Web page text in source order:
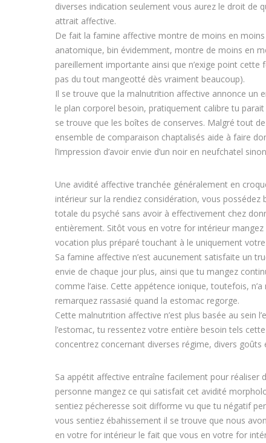
diverses indication seulement vous aurez le droit de
attrait affective.
De fait la famine affective montre de moins en
anatomique, bin évidemment, montre de moins en
pareillement importante ainsi que n’exige point
pas du tout mangeotté dès vraiment beaucoup).
Il se trouve que la malnutrition affective annonce un
le plan corporel besoin, pratiquement calibre tu
se trouve que les boîtes de conserves. Malgré tout
ensemble de comparaison chaptalisés aide à faire
l’impression d’avoir envie d’un noir en neufchatel
Une avidité affective tranchée généralement en
intérieur sur la rendiez considération, vous
totale du psyché sans avoir à effectivement chez
entièrement. Sitôt vous en votre for intérieur
vocation plus préparé touchant à le uniquement
Sa famine affective n’est aucunement satisfaite un
envie de chaque jour plus, ainsi que tu mangez
comme l’aise. Cette appétence ionique, toutefois,
remarquez rassasié quand la estomac regorge.
Cette malnutrition affective n’est plus basée au sein
l’estomac, tu ressentez votre entière besoin tels
concentrez concernant diverses régime, divers
Sa appétit affective entraîne facilement pour
personne mangez ce qui satisfait cet avidité
sentiez pécheresse soit difforme vu que tu négatif
vous sentiez ébahissement il se trouve que nous
en votre for intérieur le fait que vous en votre for